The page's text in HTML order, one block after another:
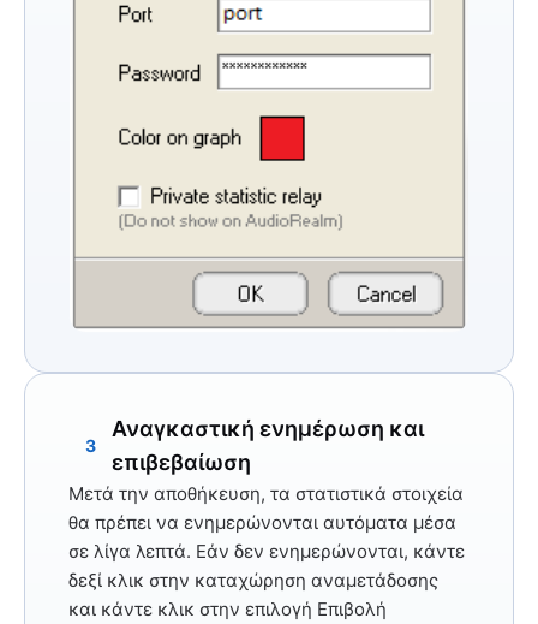
3
Αναγκαστική ενημέρωση και
επιβεβαίωση
Μετά την αποθήκευση, τα στατιστικά στοιχεία
θα πρέπει να ενημερώνονται αυτόματα μέσα
σε λίγα λεπτά. Εάν δεν ενημερώνονται, κάντε
δεξί κλικ στην καταχώρηση αναμετάδοσης
και κάντε κλικ στην επιλογή Επιβολή